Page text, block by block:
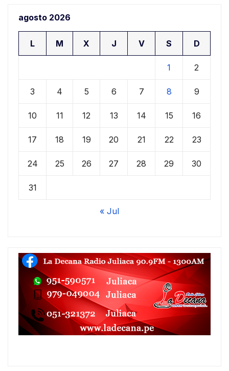
agosto 2026
L M X J V S D
1 2
3 4 5 6 7 8 9
10 11 12 13 14 15 16
17 18 19 20 21 22 23
24 25 26 27 28 29 30
31
« Jul